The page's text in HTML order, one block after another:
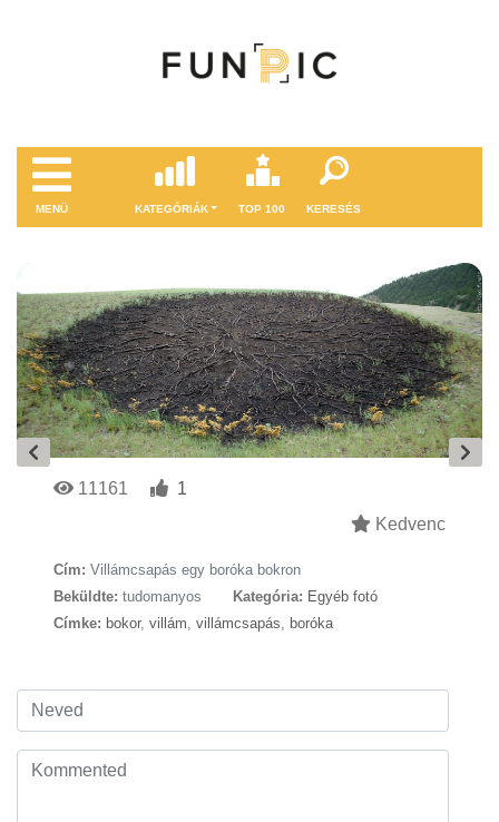
MENÜ KATEGÓRIÁK TOP 100 KERESÉS
11161
1
Kedvenc
Cím: Villámcsapás egy boróka bokron
Beküldte: tudomanyos Kategória: Egyéb fotó
Címke: bokor, villám villámcsapás boróka